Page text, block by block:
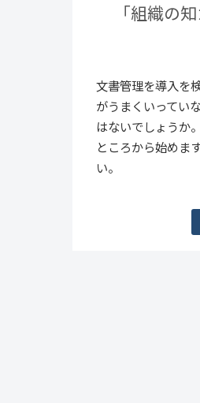
「組織の
文書管理を導入を
がうまくいってい
はないでしょうか
ところから始めま
い。